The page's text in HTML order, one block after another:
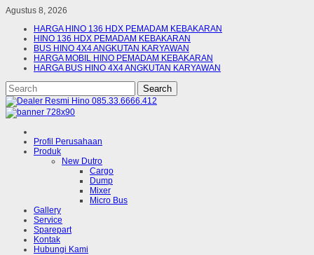
Agustus 8, 2026
HARGA HINO 136 HDX PEMADAM KEBAKARAN
HINO 136 HDX PEMADAM KEBAKARAN
BUS HINO 4X4 ANGKUTAN KARYAWAN
HARGA MOBIL HINO PEMADAM KEBAKARAN
HARGA BUS HINO 4X4 ANGKUTAN KARYAWAN
Profil Perusahaan
Produk
New Dutro
Cargo
Dump
Mixer
Micro Bus
Gallery
Service
Sparepart
Kontak
Hubungi Kami